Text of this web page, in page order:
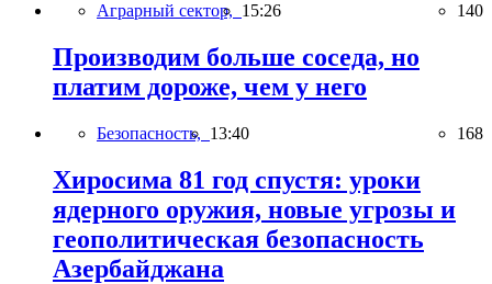
Аграрный сектор, 15:26 140
Производим больше соседа, но
платим дороже, чем у него
Безопасность, 13:40 168
Хиросима 81 год спустя: уроки
ядерного оружия, новые угрозы и
геополитическая безопасность
Азербайджана